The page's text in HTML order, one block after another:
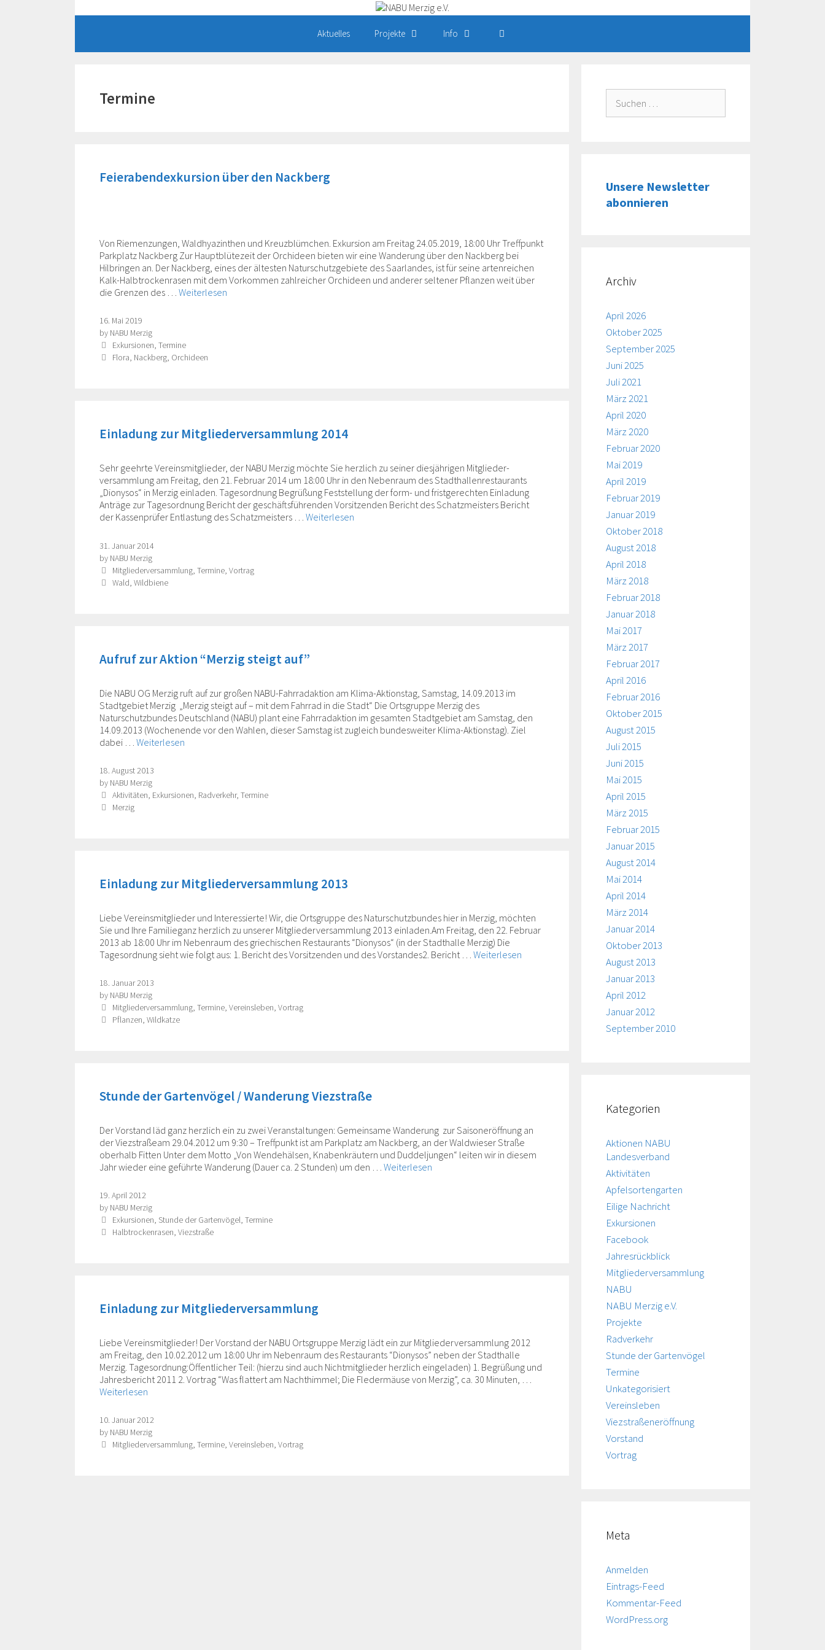
Aktuelles Projekte Info
Termine
Feierabendexkursion über den Nackberg
Von Riemenzungen, Waldhyazinthen und Kreuzblümchen. Exkursion am Freitag 24.05.2019, 18:00 Uhr Treffpunkt
Parkplatz Nackberg Zur Hauptblütezeit der Orchideen bieten wir eine Wanderung über den Nackberg bei
Hilbringen an. Der Nackberg, eines der ältesten Naturschutzgebiete des Saarlandes, ist für seine artenreichen
Kalk-Halbtrockenrasen mit dem Vorkommen zahlreicher Orchideen und anderer seltener Pflanzen weit über
die Grenzen des … Weiterlesen
16. Mai 2019
by NABU Merzig
Categories
Exkursionen,Termine
Tags
Flora, Nackberg, Orchideen
Einladung zur Mitgliederversammlung 2014
Sehr geehrte Vereinsmitglieder, der NABU Merzig möchte Sie herzlich zu seiner diesjährigen Mitglieder­
versammlung am Freitag, den 21. Februar 2014 um 18:00 Uhr in den Nebenraum des Stadthallenrestaurants
„Dionysos“ in Merzig einladen. Tagesordnung Begrüßung Feststellung der form- und fristgerechten Einladung
Anträge zur Tagesordnung Bericht der geschäftsführenden Vorsitzenden Bericht des Schatzmeisters Bericht
der Kassenprüfer Entlastung des Schatzmeisters … Weiterlesen
31. Januar 2014
by NABU Merzig
Categories
Mitgliederversammlung,Termine,Vortrag
Tags
Wald,Wildbiene
Aufruf zur Aktion “Merzig steigt auf”
Die NABU OG Merzig ruft auf zur großen NABU-Fahrradaktion am Klima-Aktionstag, Samstag, 14.09.2013 im
Stadtgebiet Merzig „Merzig steigt auf – mit dem Fahrrad in die Stadt“ Die Ortsgruppe Merzig des
Naturschutzbundes Deutschland (NABU) plant eine Fahrradaktion im gesamten Stadtgebiet am Samstag, den
14.09.2013 (Wochenende vor den Wahlen, dieser Samstag ist zugleich bundesweiter Klima-Aktionstag). Ziel
dabei … Weiterlesen
18. August 2013
by NABU Merzig
Categories
Aktivitäten, Exkursionen, Radverkehr,Termine
Tags
Merzig
Einladung zur Mitgliederversammlung 2013
Liebe Vereinsmitglieder und Interessierte! Wir, die Ortsgruppe des Naturschutzbundes hier in Merzig, möchten
Sie und Ihre Familieganz herzlich zu unserer Mitgliederversammlung 2013 einladen.Am Freitag, den 22. Februar
2013 ab 18:00 Uhr im Nebenraum des griechischen Restaurants “Dionysos“ (in der Stadthalle Merzig) Die
Tagesordnung sieht wie folgt aus: 1. Bericht des Vorsitzenden und des Vorstandes2. Bericht … Weiterlesen
18. Januar 2013
by NABU Merzig
Categories
Mitgliederversammlung,Termine,Vereinsleben,Vortrag
Tags
Pflanzen,Wildkatze
Stunde der Gartenvögel / Wanderung Viezstraße
Der Vorstand läd ganz herzlich ein zu zwei Veranstaltungen: Gemeinsame Wanderung zur Saisoneröffnung an
der Viezstraßeam 29.04.2012 um 9:30 – Treffpunkt ist am Parkplatz am Nackberg, an der Waldwieser Straße
oberhalb Fitten Unter dem Motto „Von Wendehälsen, Knabenkräutern und Duddeljungen“ leiten wir in diesem
Jahr wieder eine geführte Wanderung (Dauer ca. 2 Stunden) um den … Weiterlesen
19. April 2012
by NABU Merzig
Categories
Exkursionen, Stunde der Gartenvögel,Termine
Tags
Halbtrockenrasen,Viezstraße
Einladung zur Mitgliederversammlung
Liebe Vereinsmitglieder! Der Vorstand der NABU Ortsgruppe Merzig lädt ein zur Mitgliederversammlung 2012
am Freitag, den 10.02.2012 um 18:00 Uhr im Nebenraum des Restaurants “Dionysos” neben der Stadthalle
Merzig. Tagesordnung:Öffentlicher Teil: (hierzu sind auch Nichtmitglieder herzlich eingeladen) 1. Begrüßung und
Jahresbericht 2011 2. Vortrag “Was flattert am Nachthimmel; Die Fledermäuse von Merzig”, ca. 30 Minuten, …
Weiterlesen
10. Januar 2012
by NABU Merzig
Categories
Mitgliederversammlung,Termine,Vereinsleben,Vortrag
nach:
Unsere Newsletter
abonnieren
Archiv
April 2026
Oktober 2025
September 2025
Juni 2025
Juli 2021
März 2021
April 2020
März 2020
Februar 2020
Mai 2019
April 2019
Februar 2019
Januar 2019
Oktober 2018
August 2018
April 2018
März 2018
Februar 2018
Januar 2018
Mai 2017
März 2017
Februar 2017
April 2016
Februar 2016
Oktober 2015
August 2015
Juli 2015
Juni 2015
Mai 2015
April 2015
März 2015
Februar 2015
Januar 2015
August 2014
Mai 2014
April 2014
März 2014
Januar 2014
Oktober 2013
August 2013
Januar 2013
April 2012
Januar 2012
September 2010
Kategorien
Aktionen NABU
Landesverband
Aktivitäten
Apfelsortengarten
Eilige Nachricht
Exkursionen
Facebook
Jahresrückblick
Mitgliederversammlung
NABU
NABU Merzig e.V.
Projekte
Radverkehr
Stunde der Gartenvögel
Termine
Unkategorisiert
Vereinsleben
Viezstraßeneröffnung
Vorstand
Vortrag
Meta
Anmelden
Eintrags-Feed
Kommentar-Feed
WordPress.org